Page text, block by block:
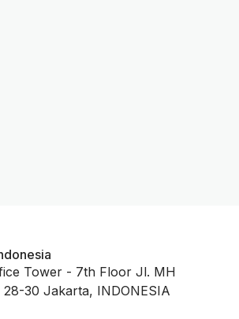
Tower - 7th Floor Jl. MH
28-30 Jakarta, INDONESIA